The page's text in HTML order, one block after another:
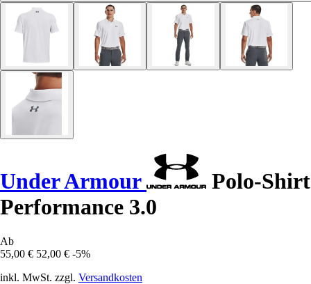
Under Armour
Polo-Shirt
Performance 3.0
Ab
55,00 € 52,00 € -5%
inkl. MwSt. zzgl. Versandkosten